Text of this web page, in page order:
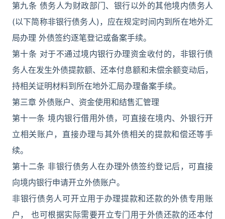
第九条 债务人为财政部门、银行以外的其他境内债务人
(以下简称非银行债务人)，应在规定时间内到所在地外汇
局办理 外债签约逐笔登记或备案手续。
第十条 对于不通过境内银行办理资金收付的，非银行债
务人在发生外债提款额、还本付息额和未偿余额变动后，
持相关证明材料到所在地外汇局办理备案手续。
第三章 外债账户、资金使用和结售汇管理
第十一条 境内银行借用外债，可直接在境内、外银行开
立相关账户，直接办理与其外债相关的提款和偿还等手
续。
第十二条 非银行债务人在办理外债签约登记后，可直接
向境内银行申请开立外债账户。
非银行债务人可开立用于办理提款和还款的外债专用账
户， 也可根据实际需要开立专门用于外债还款的还本付